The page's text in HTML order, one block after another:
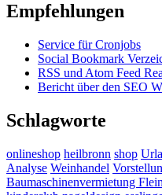
Empfehlungen
Service für Cronjobs
Social Bookmark
RSS und Atom Feed
Bericht über den SEO
Schlagworte
onlineshop heilbronn shop
Analyse Weinhandel
Baumaschinenvermietung Flein